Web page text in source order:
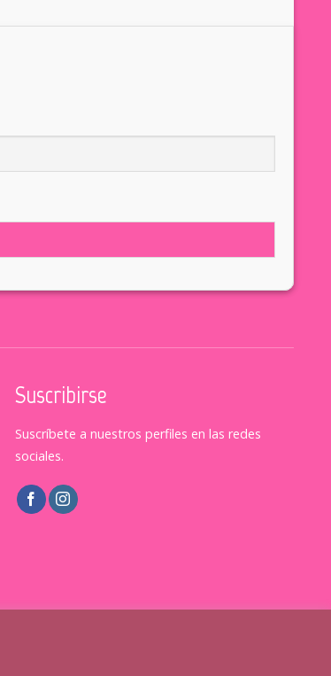
Suscribirse
Suscríbete a nuestros perfiles en las redes
sociales.